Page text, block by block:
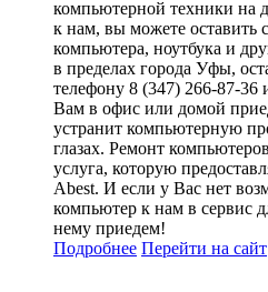
компьютерной техники на
к нам, вы можете оставить
компьютера, ноутбука и
в пределах города Уфы,
телефону 8 (347) 266-87-36
Вам в офис или домой
устранит компьютерную
глазах. Ремонт
услуга, которую
Abest. И если у Вас нет
компьютер к нам в сервис
нему приедем!
Подробнее Перейти на сайт